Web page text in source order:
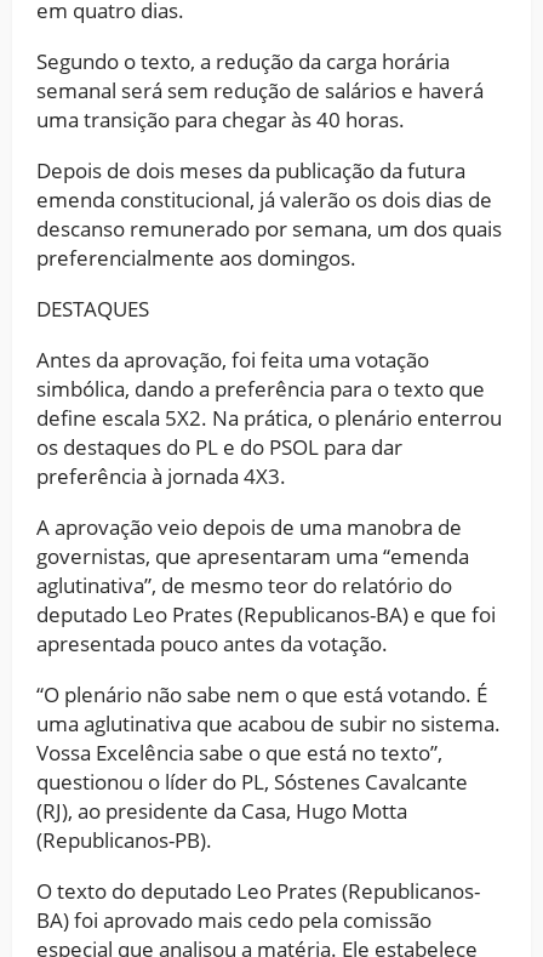
em quatro dias.
Segundo o texto, a redução da carga horária
semanal será sem redução de salários e haverá
uma transição para chegar às 40 horas.
Depois de dois meses da publicação da futura
emenda constitucional, já valerão os dois dias de
descanso remunerado por semana, um dos quais
preferencialmente aos domingos.
DESTAQUES
Antes da aprovação, foi feita uma votação
simbólica, dando a preferência para o texto que
define escala 5X2. Na prática, o plenário enterrou
os destaques do PL e do PSOL para dar
preferência à jornada 4X3.
A aprovação veio depois de uma manobra de
governistas, que apresentaram uma “emenda
aglutinativa”, de mesmo teor do relatório do
deputado Leo Prates (Republicanos-BA) e que foi
apresentada pouco antes da votação.
“O plenário não sabe nem o que está votando. É
uma aglutinativa que acabou de subir no sistema.
Vossa Excelência sabe o que está no texto”,
questionou o líder do PL, Sóstenes Cavalcante
(RJ), ao presidente da Casa, Hugo Motta
(Republicanos-PB).
O texto do deputado Leo Prates (Republicanos-
BA) foi aprovado mais cedo pela comissão
especial que analisou a matéria. Ele estabelece